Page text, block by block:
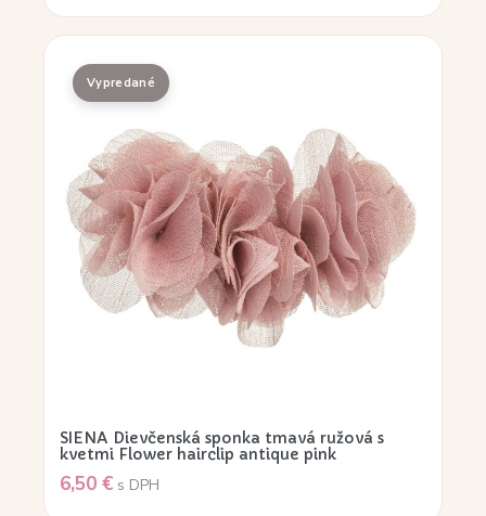
SIENA Dievčenská sponka tmavá ružová s
kvetmi Flower hairclip antique pink
6,50 € s DPH